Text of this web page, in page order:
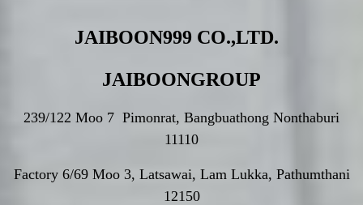
JAIBOON999 CO.,LTD.
JAIBOONGROUP
239/122 Moo 7 Pimonrat, Bangbuathong Nonthaburi
11110
Factory 6/69 Moo 3, Latsawai, Lam Lukka, Pathumthani
12150